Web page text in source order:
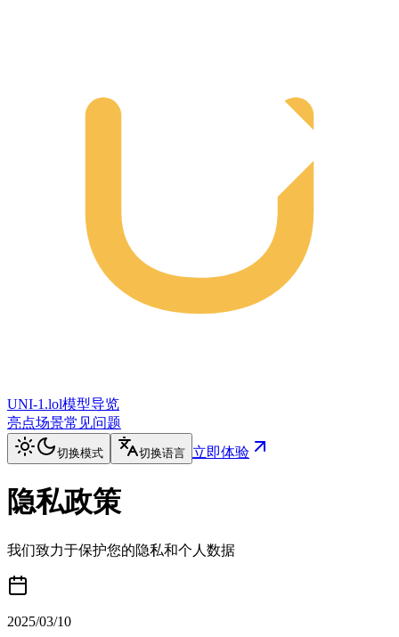
UNI-1.lol模型导览
亮点场景常见问题
切换模式 切换语言 立即体验
隐私政策
我们致力于保护您的隐私和个人数据
2025/03/10